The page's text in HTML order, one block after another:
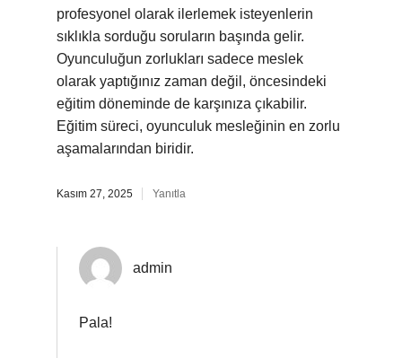
profesyonel olarak ilerlemek isteyenlerin
sıklıkla sorduğu soruların başında gelir.
Oyunculuğun zorlukları sadece meslek
olarak yaptığınız zaman değil, öncesindeki
eğitim döneminde de karşınıza çıkabilir.
Eğitim süreci, oyunculuk mesleğinin en zorlu
aşamalarından biridir.
Kasım 27, 2025 Yanıtla
admin
Pala!